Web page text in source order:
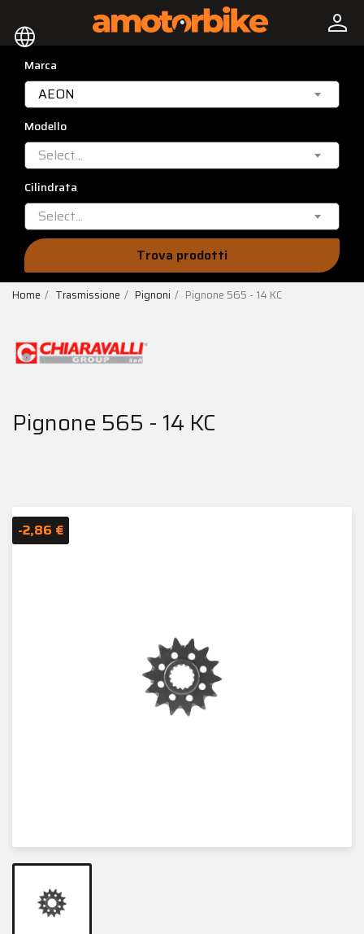
language person
Marca
AEON
Modello
Select...
Cilindrata
Select...
Trova prodotti
Home Trasmissione Pignoni Pignone 565 - 14 KC
Pignone 565 - 14 KC
-2,86 €